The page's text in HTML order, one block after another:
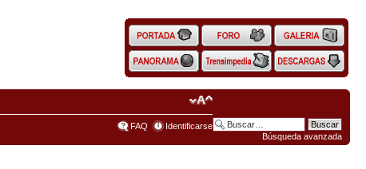
Búsqueda avanzada
FAQ Identificarse